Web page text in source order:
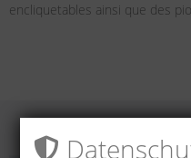
encliquetables ainsi que des